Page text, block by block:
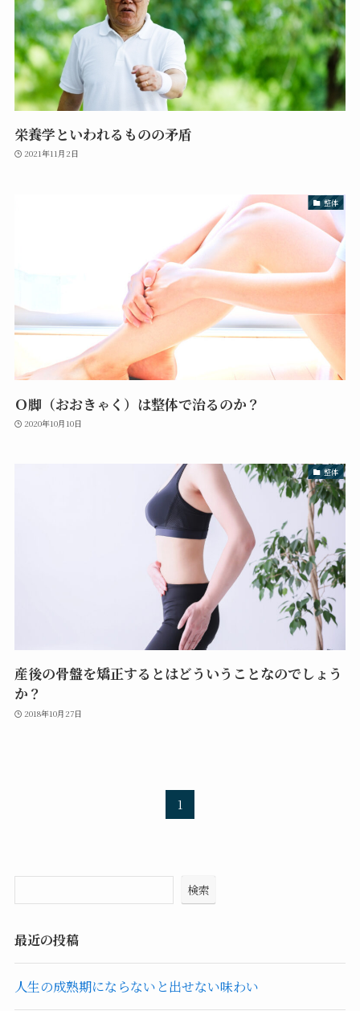
栄養学といわれるものの矛盾
2021年11月2日
整体
Ｏ脚（おおきゃく）は整体で治るのか？
2020年10月10日
整体
産後の骨盤を矯正するとはどういうことなのでしょう
か？
2018年10月27日
1
検索
最近の投稿
人生の成熟期にならないと出せない味わい